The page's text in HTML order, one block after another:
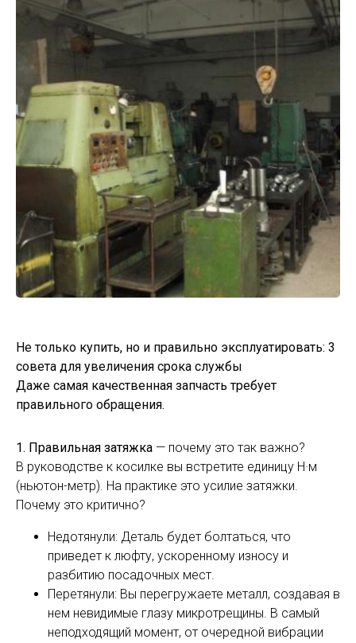
Не только купить, но и правильно эксплуатировать: 3
совета для увеличения срока службы
Даже самая качественная запчасть требует
правильного обращения.
1. Правильная затяжка — почему это так важно?
В руководстве к косилке вы встретите единицу Н·м
(ньютон-метр). На практике это усилие затяжки.
Почему это критично?
Недотянули: Деталь будет болтаться, что
приведет к люфту, ускоренному износу и
разбитию посадочных мест.
Перетянули: Вы перегружаете металл, создавая в
нем невидимые глазу микротрещины. В самый
неподходящий момент, от очередной вибрации